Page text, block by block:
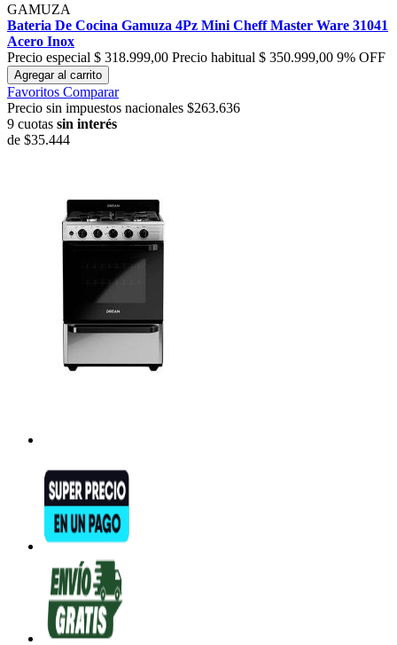
GAMUZA
Bateria De Cocina Gamuza 4Pz Mini Cheff Master Ware 31041
Acero Inox
Precio especial $ 318.999,00 Precio habitual $ 350.999,00 9% OFF
Agregar al carrito
Favoritos Comparar
Precio sin impuestos nacionales $263.636
9 cuotas sin interés
de $35.444